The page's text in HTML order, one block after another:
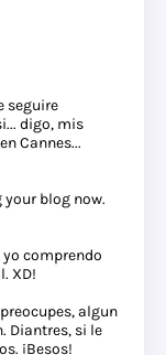
seguire
digo, mis
Cannes...
your blog now.
yo comprendo
XD!
algun
Diantres, si le
¡Besos!